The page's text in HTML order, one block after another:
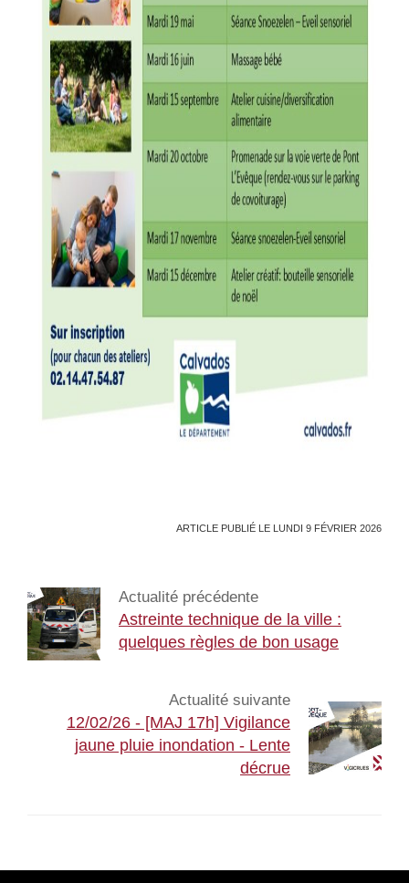
ARTICLE PUBLIÉ LE LUNDI 9 FÉVRIER 2026
Actualité précédente
Astreinte technique de la ville :
quelques règles de bon usage
Actualité suivante
12/02/26 - [MAJ 17h] Vigilance
jaune pluie inondation - Lente
décrue